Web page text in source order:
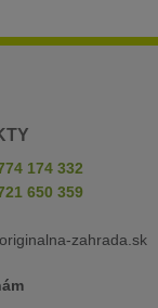
174 332
650 359
zahrada.sk